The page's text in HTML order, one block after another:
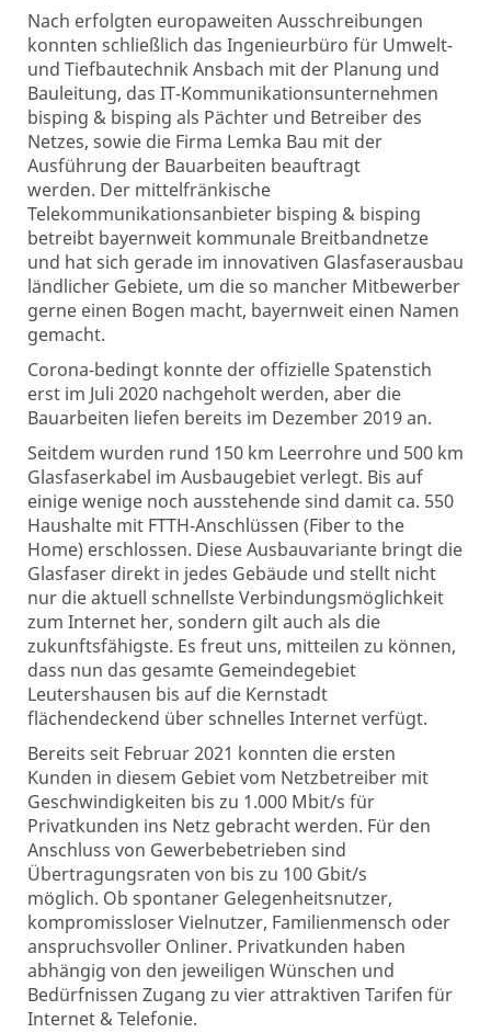
Nach erfolgten europaweiten Ausschreibungen
konnten schließlich das Ingenieurbüro für Umwelt-
und Tiefbautechnik Ansbach mit der Planung und
Bauleitung, das IT-Kommunikationsunternehmen
bisping & bisping als Pächter und Betreiber des
Netzes, sowie die Firma Lemka Bau mit der
Ausführung der Bauarbeiten beauftragt
werden. Der mittelfränkische
Telekommunikationsanbieter bisping & bisping
betreibt bayernweit kommunale Breitbandnetze
und hat sich gerade im innovativen Glasfaserausbau
ländlicher Gebiete, um die so mancher Mitbewerber
gerne einen Bogen macht, bayernweit einen Namen
gemacht.
Corona-bedingt konnte der offizielle Spatenstich
erst im Juli 2020 nachgeholt werden, aber die
Bauarbeiten liefen bereits im Dezember 2019 an.
Seitdem wurden rund 150 km Leerrohre und 500 km
Glasfaserkabel im Ausbaugebiet verlegt. Bis auf
einige wenige noch ausstehende sind damit ca. 550
Haushalte mit FTTH-Anschlüssen (Fiber to the
Home) erschlossen. Diese Ausbauvariante bringt die
Glasfaser direkt in jedes Gebäude und stellt nicht
nur die aktuell schnellste Verbindungsmöglichkeit
zum Internet her, sondern gilt auch als die
zukunftsfähigste. Es freut uns, mitteilen zu können,
dass nun das gesamte Gemeindegebiet
Leutershausen bis auf die Kernstadt
flächendeckend über schnelles Internet verfügt.
Bereits seit Februar 2021 konnten die ersten
Kunden in diesem Gebiet vom Netzbetreiber mit
Geschwindigkeiten bis zu 1.000 Mbit/s für
Privatkunden ins Netz gebracht werden. Für den
Anschluss von Gewerbebetrieben sind
Übertragungsraten von bis zu 100 Gbit/s
möglich. Ob spontaner Gelegenheitsnutzer,
kompromissloser Vielnutzer, Familienmensch oder
anspruchsvoller Onliner. Privatkunden haben
abhängig von den jeweiligen Wünschen und
Bedürfnissen Zugang zu vier attraktiven Tarifen für
Internet & Telefonie.